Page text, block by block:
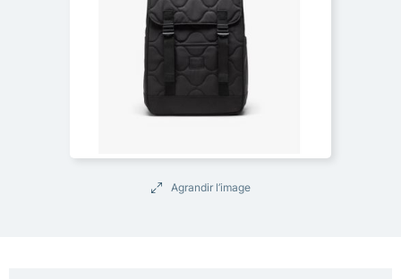
Agrandir l’image